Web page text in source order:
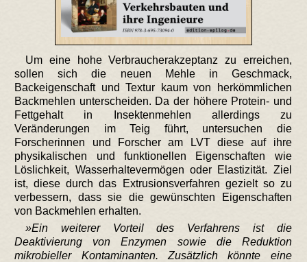
Um eine hohe Verbraucherakzeptanz zu erreichen,
sollen sich die neuen Mehle in Geschmack,
Backeigenschaft und Textur kaum von herkömmlichen
Backmehlen unterscheiden. Da der höhere Protein- und
Fettgehalt in Insektenmehlen allerdings zu
Veränderungen im Teig führt, untersuchen die
Forscherinnen und Forscher am LVT diese auf ihre
physikalischen und funktionellen Eigenschaften wie
Löslichkeit, Wasserhaltevermögen oder Elastizität. Ziel
ist, diese durch das Extrusionsverfahren gezielt so zu
verbessern, dass sie die gewünschten Eigenschaften
von Backmehlen erhalten.
Ein weiterer Vorteil des Verfahrens ist die
Deaktivierung von Enzymen sowie die Reduktion
mikrobieller Kontaminanten. Zusätzlich könnte eine